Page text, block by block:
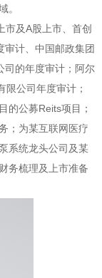
。
市及A股上市、首创
审计、中国邮政集团
司的年度审计；阿尔
公司年度审计；
的公募Reits项目；
；为某互联网医疗
系统龙头公司及某
务梳理及上市准备